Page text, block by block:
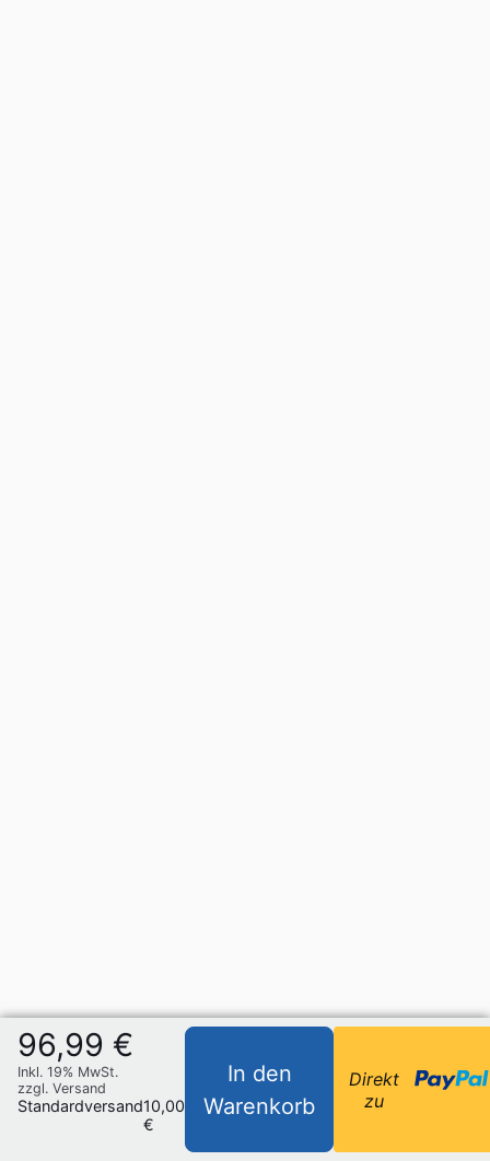
96,99 €
Inkl. 19% MwSt.
zzgl. Versand
Standardversand10,00
€
In den
Warenkorb
Direkt
zu